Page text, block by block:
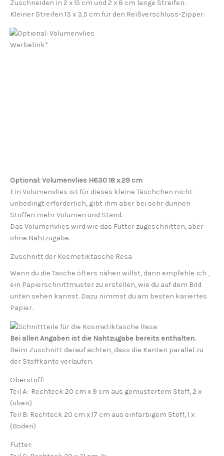
Zuschneiden in 2 x 15 cm und 2 x 8 cm lange Streifen.
Kleiner Streifen 13 x 3,5 cm für den Reißverschluss-Zipper.
Werbelink*
Optional: Volumenvlies H630 18 x 29 cm
Ein Volumenvlies ist für dieses kleine Täschchen nicht
unbedingt erforderlich, gibt ihm aber bei sehr dünnen
Stoffen mehr Volumen und Stand.
Das Volumenvlies wird wie das Futter zugeschnitten, aber
ohne Nahtzugabe.
Zuschnitt der Kosmetiktasche Resa
Wenn du die Tasche öfters nähen willst, dann empfehle ich ,
ein Papierschnittmuster zu erstellen, wie du auf dem Bild
unten sehen kannst. Dazu nimmst du am besten kariertes
Papier.
Bei allen Angaben ist die Nahtzugabe bereits enthalten.
Beim Zuschnitt darauf achten, dass die Kanten parallel zu
der Stoffkante verlaufen.
Oberstoff:
Teil A: Rechteck 20 cm x 9 cm aus gemustertem Stoff, 2 x
(oben)
Teil B: Rechteck 20 cm x 17 cm aus einfarbigem Stoff, 1 x
(Boden)
Futter: